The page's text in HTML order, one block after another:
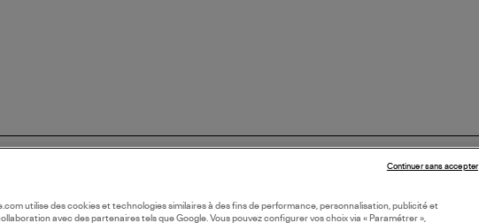
utilise des cookies et technologies similaires à des fins de performance, personnalisation, publicité et
avec des partenaires tels que Google. Vous pouvez configurer vos choix via « Paramétrer »,
Continuer sans accepter